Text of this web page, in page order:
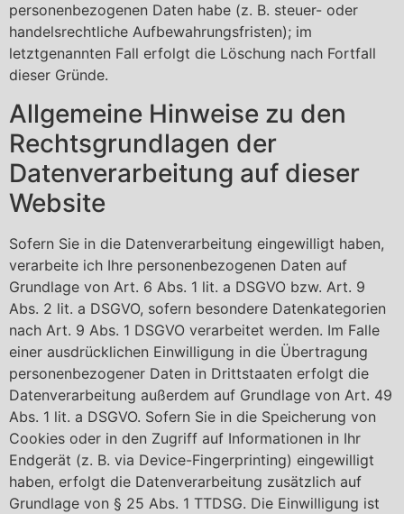
personenbezogenen Daten habe (z. B. steuer- oder
handelsrechtliche Aufbewahrungsfristen); im
letztgenannten Fall erfolgt die Löschung nach Fortfall
dieser Gründe.
Allgemeine Hinweise zu den
Rechtsgrundlagen der
Datenverarbeitung auf dieser
Website
Sofern Sie in die Datenverarbeitung eingewilligt haben,
verarbeite ich Ihre personenbezogenen Daten auf
Grundlage von Art. 6 Abs. 1 lit. a DSGVO bzw. Art. 9
Abs. 2 lit. a DSGVO, sofern besondere Datenkategorien
nach Art. 9 Abs. 1 DSGVO verarbeitet werden. Im Falle
einer ausdrücklichen Einwilligung in die Übertragung
personenbezogener Daten in Drittstaaten erfolgt die
Datenverarbeitung außerdem auf Grundlage von Art. 49
Abs. 1 lit. a DSGVO. Sofern Sie in die Speicherung von
Cookies oder in den Zugriff auf Informationen in Ihr
Endgerät (z. B. via Device-Fingerprinting) eingewilligt
haben, erfolgt die Datenverarbeitung zusätzlich auf
Grundlage von § 25 Abs. 1 TTDSG. Die Einwilligung ist